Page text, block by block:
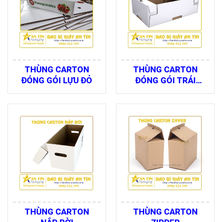
THÙNG CARTON
ĐÓNG GÓI LỰU ĐỎ
THÙNG CARTON
ĐÓNG GÓI TRÁI
CÂY
THÙNG CARTON
THÙNG CARTON